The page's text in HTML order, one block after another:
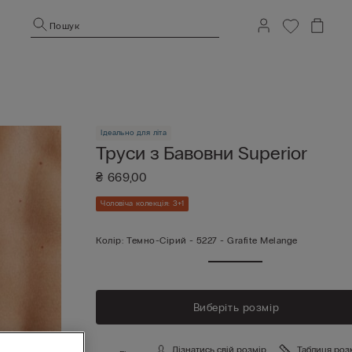
Пошук
Ідеально для літа
Труси з Бавовни Superior
₴ 669,00
Чоловіча колекція: 3+1
Колір: Темно-Сірий -5227 - Grafite Melange
Виберіть розмір
Дізнатись свій розмір Таблиця